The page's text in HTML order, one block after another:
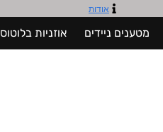
אודות
מטענים ניידים אוזניות בלוטוס